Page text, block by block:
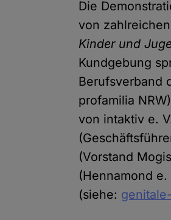
Die
von
Kinder und
Kundgebung
Berufsverband
profamilia
von intaktiv e.
(Vorstand
(Hennamond
(siehe: